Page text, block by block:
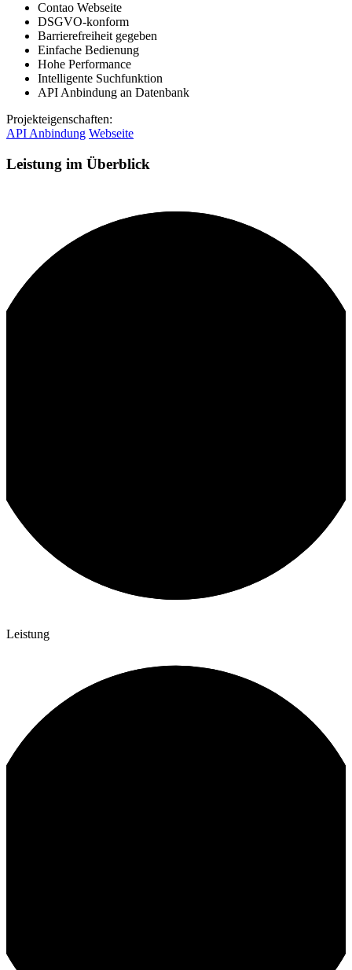
Contao Webseite
DSGVO-konform
Barrierefreiheit gegeben
Einfache Bedienung
Hohe Performance
Intelligente Suchfunktion
API Anbindung an Datenbank
Projekteigenschaften:
API Anbindung Webseite
Leistung im Überblick
Leistung